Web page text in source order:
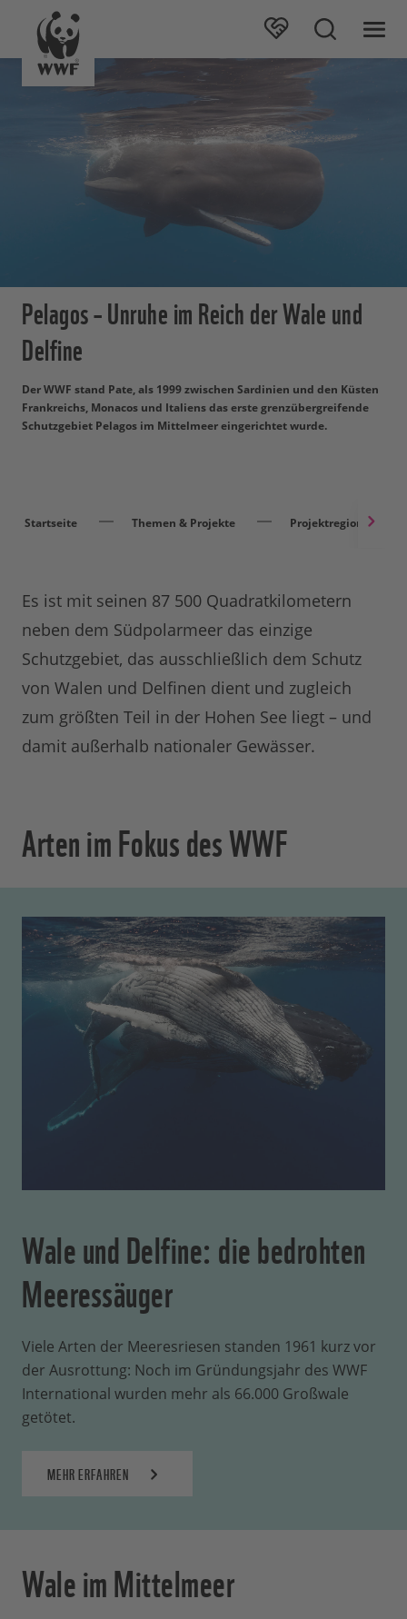
Pelagos – Unruhe im Reich der Wale und
Delfine
Der WWF stand Pate, als 1999 zwischen Sardinien und den Küsten
Frankreichs, Monacos und Italiens das erste grenzübergreifende
Schutzgebiet Pelagos im Mittelmeer eingerichtet wurde.
Startseite Themen & Projekte Projektregionen
Es ist mit seinen 87 500 Quadratkilometern
neben dem Südpolarmeer das einzige
Schutzgebiet, das ausschließlich dem Schutz
von Walen und Delfinen dient und zugleich
zum größten Teil in der Hohen See liegt – und
damit außerhalb nationaler Gewässer.
Arten im Fokus des WWF
Wale und Delfine: die bedrohten
Meeressäuger
Viele Arten der Meeresriesen standen 1961 kurz vor
der Ausrottung: Noch im Gründungsjahr des WWF
International wurden mehr als 66.000 Großwale
getötet.
MEHR ERFAHREN
Wale im Mittelmeer